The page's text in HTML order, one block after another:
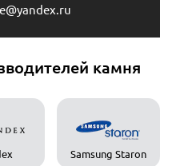
камня
Samsung Staron